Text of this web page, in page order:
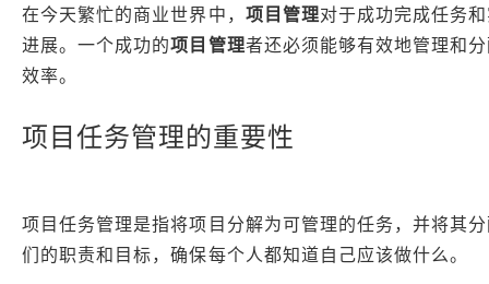
在今天繁忙的商业世界中， 项目管理对于成功完成任务
进展。一个成功的项目管理者还必须能够有效地管理和
效率。
项目任务管理的重要性
项目任务管理是指将项目分解为可管理的任务，并将其
们的职责和目标，确保每个人都知道自己应该做什么。